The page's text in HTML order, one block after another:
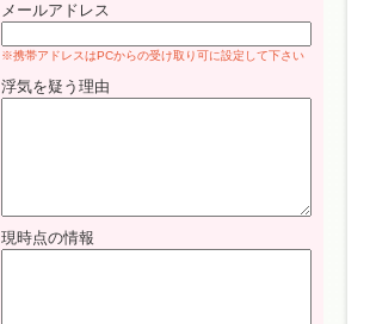
メールアドレス
※携帯アドレスはPCからの受け取り可に設定して下さい
浮気を疑う理由
現時点の情報